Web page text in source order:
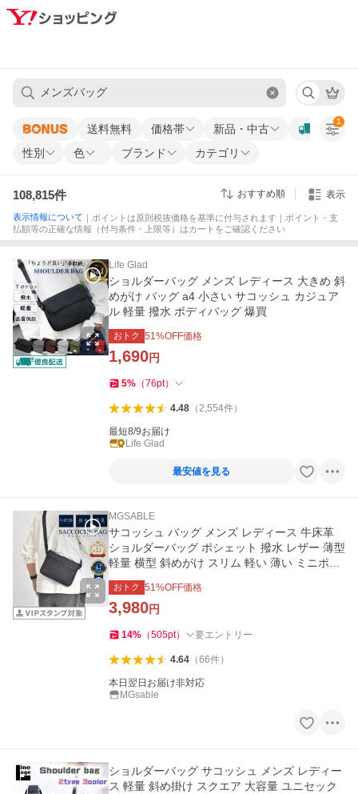
送料無料 価格帯
新品・中古
性別
色 ブランド カテゴリ
1
108,815件 おすすめ順 表示
表示情報について ｜ポイントは原則税抜価格を基準に付与されます｜ポイント・支
払額等の正確な情報（付与条件・上限等）はカートをご確認ください
Life Glad
ショルダーバッグ メンズ レディース 大きめ 斜
めがけ バッグ a4 小さい サコッシュ カジュア
ル 軽量 撥水 ボディバッグ 爆買
おトク 51%OFF価格
1,690円
5% （76pt）
4.48（2,554件）
最短8/9お届け
Life Glad
最安値を見る
MGSABLE
サコッシュ バッグ メンズ レディース 牛床革
ショルダーバッグ ポシェット 撥水 レザー 薄型
軽量 横型 斜めがけ スリム 軽い 薄い ミニポシ
ェット
おトク 51%OFF価格
3,980円
14% （505pt） 要エントリー
4.64（66件）
本日翌日お届け非対応
MGsable
ショルダーバッグ サコッシュ メンズ レディー
ス 軽量 斜め掛け スクエア 大容量 ユニセック